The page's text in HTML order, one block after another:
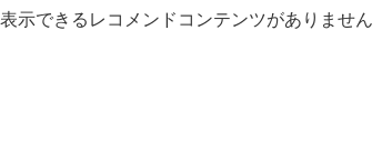
表示できるレコメンドコンテンツがありません